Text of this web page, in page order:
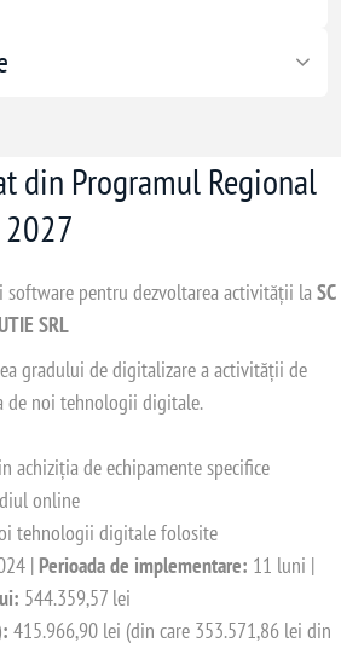
din Programul Regional
software pentru dezvoltarea activității laSC
SRL
gradului de digitalizare a activității de
de noi tehnologii digitale.
achiziția de echipamente specifice
online
tehnologii digitale folosite
| Perioada de implementare: 11 luni |
544.359,57 lei
415.966,90 lei (din care 353.571,86 lei din